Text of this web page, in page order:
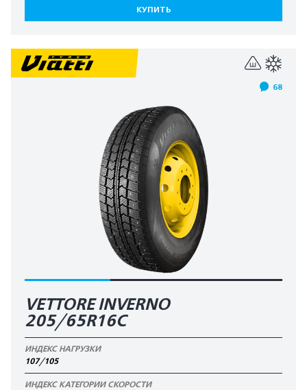
КУПИТЬ
68
VETTORE INVERNO
205/65R16C
ИНДЕКС НАГРУЗКИ
107/105
ИНДЕКС КАТЕГОРИИ СКОРОСТИ